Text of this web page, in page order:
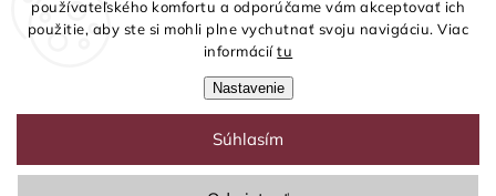
používateľského komfortu a odporúčame vám akceptovať ich
použitie, aby ste si mohli plne vychutnať svoju navigáciu. Viac
informáciítu
Nastavenie
Súhlasím
Shoptet.sk
Copyright 2026mio-treya.sk. Všetky práva vyhradené.
Upraviť nastavenie cookies